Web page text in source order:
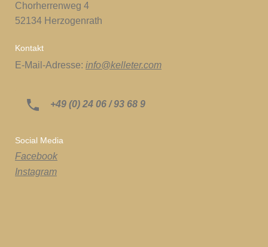
Chorherrenweg 4
52134 Herzogenrath
Kontakt
E-Mail-Adresse: info@kelleter.com
+49 (0) 24 06 / 93 68 9
Social Media
Facebook
Instagram